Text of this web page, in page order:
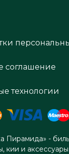
соглашение
технологии
Пирамида» -
кии и аксессуары